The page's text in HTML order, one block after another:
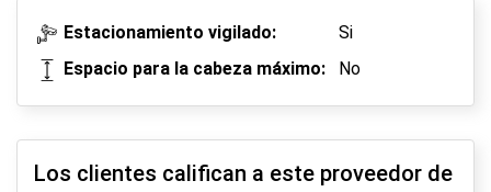
Estacionamiento vigilado:
Si
Espacio para la cabeza máximo:
No
Los clientes califican a este proveedor de